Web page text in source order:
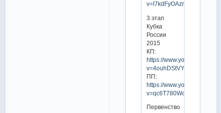
v=I7kdFyOAzng
3 этап
Кубка
России
2015
КП:
https://www.youtube.com/
v=4ouhDStVYVo
ПП:
https://www.youtube.com/
v=qc6T780WcvE
Первенство